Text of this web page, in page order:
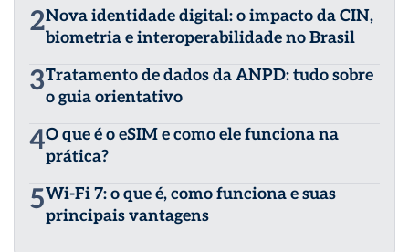
2Nova identidade digital: o impacto da CIN,
biometria e interoperabilidade no Brasil
3Tratamento de dados da ANPD: tudo sobre
o guia orientativo
4O que é o eSIM e como ele funciona na
prática?
5Wi-Fi 7: o que é, como funciona e suas
principais vantagens